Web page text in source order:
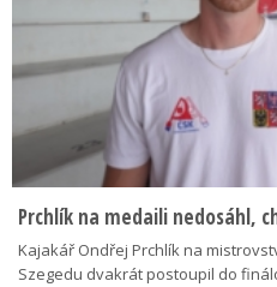
Prchlík na medaili nedosáhl,
Kajakář Ondřej Prchlík na
Szegedu dvakrát postoupil do